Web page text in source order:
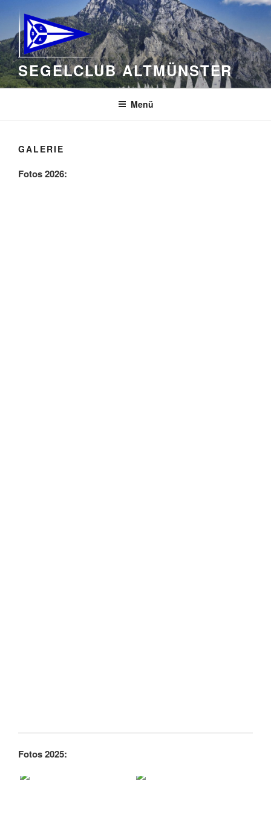
Inhalt
springen
SEGELCLUB ALTMÜNSTER
Menü
GALERIE
Fotos 2026:
Fotos 2025: